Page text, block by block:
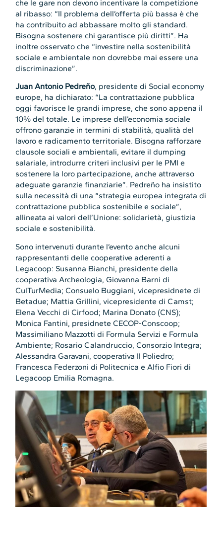
che le gare non devono incentivare la competizione
al ribasso: “Il problema dell’offerta più bassa è che
ha contribuito ad abbassare molto gli standard.
Bisogna sostenere chi garantisce più diritti”. Ha
inoltre osservato che “investire nella sostenibilità
sociale e ambientale non dovrebbe mai essere una
discriminazione”.
Juan Antonio Pedreño, presidente di Social economy
europe, ha dichiarato: “La contrattazione pubblica
oggi favorisce le grandi imprese, che sono appena il
10% del totale. Le imprese dell’economia sociale
offrono garanzie in termini di stabilità, qualità del
lavoro e radicamento territoriale. Bisogna rafforzare
clausole sociali e ambientali, evitare il dumping
salariale, introdurre criteri inclusivi per le PMI e
sostenere la loro partecipazione, anche attraverso
adeguate garanzie finanziarie”. Pedreño ha insistito
sulla necessità di una “strategia europea integrata di
contrattazione pubblica sostenibile e sociale”,
allineata ai valori dell’Unione: solidarietà, giustizia
sociale e sostenibilità.
Sono intervenuti durante l’evento anche alcuni
rappresentanti delle cooperative aderenti a
Legacoop: Susanna Bianchi, presidente della
cooperativa Archeologia, Giovanna Barni di
CulTurMedia; Consuelo Buggiani, vicepresidnete di
Betadue; Mattia Grillini, vicepresidente di Camst;
Elena Vecchi di Cirfood; Marina Donato (CNS);
Monica Fantini, presidnete CECOP-Conscoop;
Massimiliano Mazzotti di Formula Servizi e Formula
Ambiente; Rosario Calandruccio, Consorzio Integra;
Alessandra Garavani, cooperativa Il Poliedro;
Francesca Federzoni di Politecnica e Alfio Fiori di
Legacoop Emilia Romagna.